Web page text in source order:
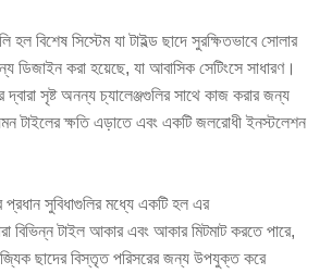
হল বিশেষ সিস্টেম যা টাইল্ড ছাদে সুরক্ষিতভাবে সোলার
ডিজাইন করা হয়েছে, যা আবাসিক সেটিংসে সাধারণ।
দ্বারা সৃষ্ট অনন্য চ্যালেঞ্জগুলির সাথে কাজ করার জন্য
টাইলের ক্ষতি এড়াতে এবং একটি জলরোধী ইনস্টলেশন
প্রধান সুবিধাগুলির মধ্যে একটি হল এর
বিভিন্ন টাইল আকার এবং আকার মিটমাট করতে পারে,
ছাদের বিস্তৃত পরিসরের জন্য উপযুক্ত করে